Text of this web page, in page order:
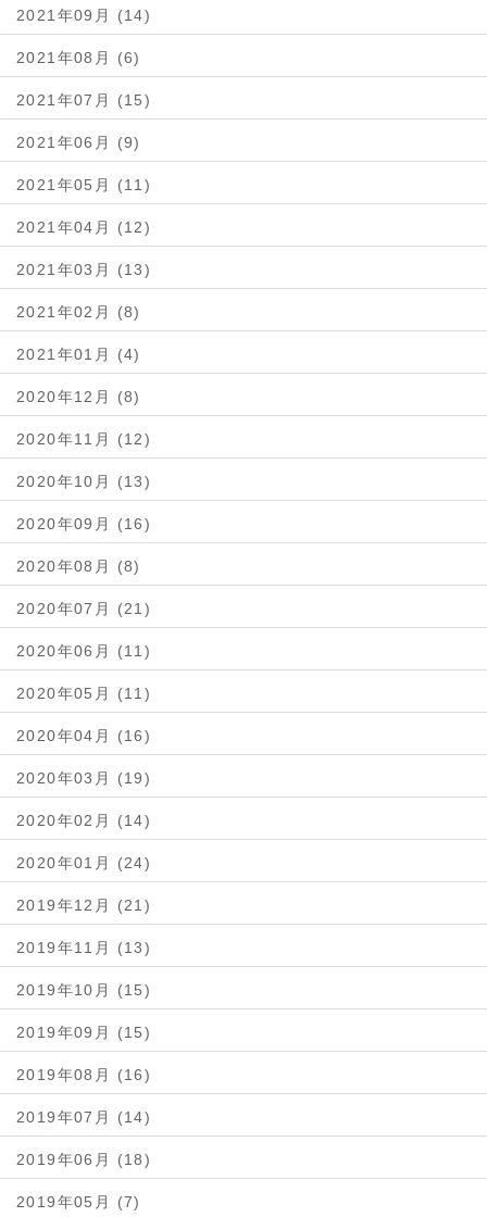
2021年09月 (14)
2021年08月 (6)
2021年07月 (15)
2021年06月 (9)
2021年05月 (11)
2021年04月 (12)
2021年03月 (13)
2021年02月 (8)
2021年01月 (4)
2020年12月 (8)
2020年11月 (12)
2020年10月 (13)
2020年09月 (16)
2020年08月 (8)
2020年07月 (21)
2020年06月 (11)
2020年05月 (11)
2020年04月 (16)
2020年03月 (19)
2020年02月 (14)
2020年01月 (24)
2019年12月 (21)
2019年11月 (13)
2019年10月 (15)
2019年09月 (15)
2019年08月 (16)
2019年07月 (14)
2019年06月 (18)
2019年05月 (7)